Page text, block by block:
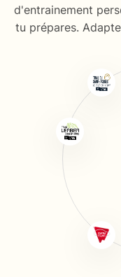
d'entrainement
tu prépares.